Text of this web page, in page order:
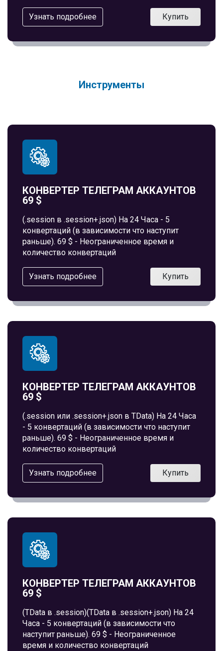
Узнать подробнее Купить
Инструменты
КОНВЕРТЕР ТЕЛЕГРАМ АККАУНТОВ
69 $
(.session в .session+.json) На 24 Часа - 5
конвертаций (в зависимости что наступит
раньше). 69 $ - Неограниченное время и
количество конвертаций
Узнать подробнее Купить
КОНВЕРТЕР ТЕЛЕГРАМ АККАУНТОВ
69 $
(.session или .session+.json в TData) На 24 Часа
- 5 конвертаций (в зависимости что наступит
раньше). 69 $ - Неограниченное время и
количество конвертаций
Узнать подробнее Купить
КОНВЕРТЕР ТЕЛЕГРАМ АККАУНТОВ
69 $
(TData в .session)(TData в .session+.json) На 24
Часа - 5 конвертаций (в зависимости что
наступит раньше). 69 $ - Неограниченное
время и количество конвертаций